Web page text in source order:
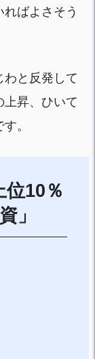
ればよさそう
と反発して
上昇、ひいて
。
位10％
」